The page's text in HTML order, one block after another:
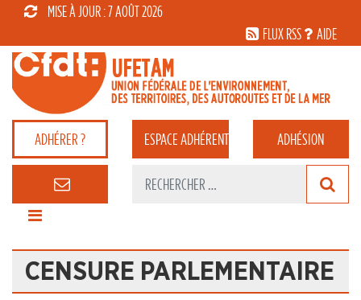
MISE À JOUR : 7 AOÛT 2026
FLUX RSS
AIDE
ADHÉRER ? ESPACEADHÉRENT ADHÉSION
CENSURE PARLEMENTAIRE